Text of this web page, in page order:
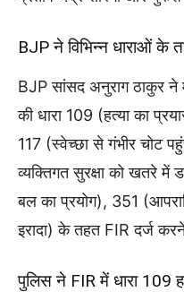
BJP ने विभिन्न धाराओं के
BJP सांसद अनुराग ठाकुर
की धारा 109 (हत्या का
117 (स्वेच्छा से गंभीर चोट
व्यक्तिगत सुरक्षा को खतरे
बल का प्रयोग), 351
इरादा) के तहत FIR दर्ज
पुलिस ने FIR में धारा 109